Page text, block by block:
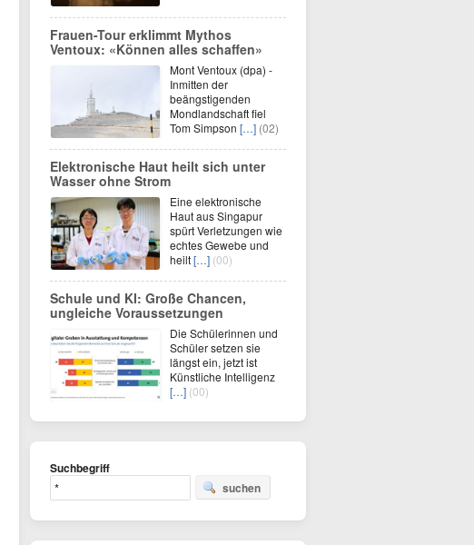
Frauen-Tour erklimmt Mythos
Ventoux: «Können alles schaffen»
Mont Ventoux (dpa) -
Inmitten der
beängstigenden
Mondlandschaft fiel
Tom Simpson […] (02)
Elektronische Haut heilt sich unter
Wasser ohne Strom
Eine elektronische
Haut aus Singapur
spürt Verletzungen wie
echtes Gewebe und
heilt[…] (00)
Schule und KI: Große Chancen,
ungleiche Voraussetzungen
Die Schülerinnen und
Schüler setzen sie
längst ein, jetzt ist
Künstliche Intelligenz
[…] (00)
Suchbegriff
suchen